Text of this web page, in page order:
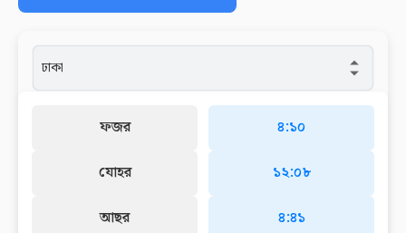
ফজর
যোহর
আছর
৪:১০
১২:০৮
৪:৪১